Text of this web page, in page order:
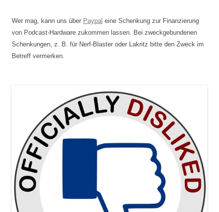
Wer mag, kann uns über Paypal eine Schenkung zur Finanzierung
von Podcast-Hardware zukommen lassen. Bei zweckgebundenen
Schenkungen, z. B. für Nerf-Blaster oder Lakritz bitte den Zweck im
Betreff vermerken.